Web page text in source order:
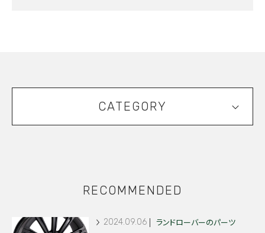
CATEGORY
RECOMMENDED
2024.09.06 ランドローバーのパーツ